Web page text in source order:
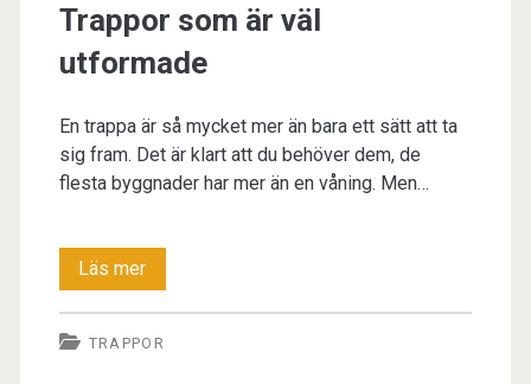
Trappor som är väl
utformade
En trappa är så mycket mer än bara ett sätt att ta
sig fram. Det är klart att du behöver dem, de
flesta byggnader har mer än en våning. Men…
Läs merTrappor
som
är
TRAPPOR